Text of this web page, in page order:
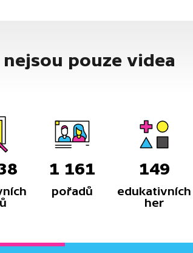
nejsou pouze videa
1 161
pořadů
149
edukativních
her